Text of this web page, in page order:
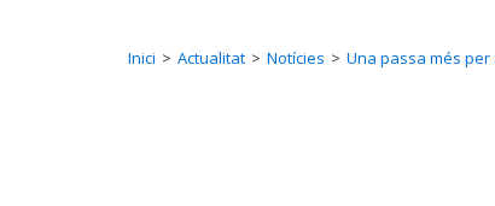
Inici Actualitat Notícies Una passa més per